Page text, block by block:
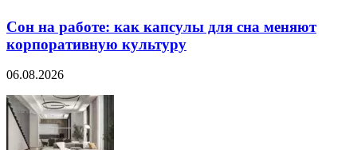
Сон на работе: как капсулы для сна меняют
корпоративную культуру
06.08.2026